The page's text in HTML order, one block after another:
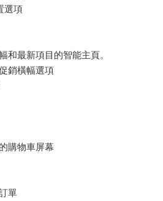
選項
和最新項目的智能主頁。
銷橫幅選項
購物車屏幕
單